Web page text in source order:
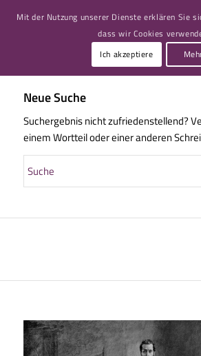
Neue Suche
Suchergebnis nicht zufriedenstellend?
einem Wortteil oder einer anderen
Mit der Nutzung unserer Dienste erklären Sie
dass wir Cookies
Ich akzeptiere